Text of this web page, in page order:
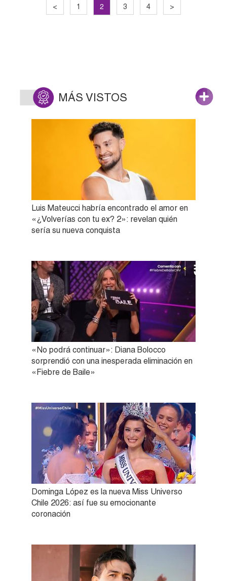
< 1 2 3 4 >
MÁS VISTOS
Luis Mateucci habría encontrado el amor en
«¿Volverías con tu ex? 2»: revelan quién
sería su nueva conquista
«No podrá continuar»: Diana Bolocco
sorprendió con una inesperada eliminación en
«Fiebre de Baile»
Dominga López es la nueva Miss Universo
Chile 2026: así fue su emocionante
coronación